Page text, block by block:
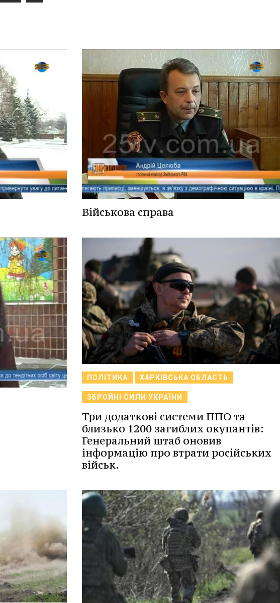
Військова справа
ПОЛІТИКА ХАРКІВСЬКА ОБЛАСТЬ
ЗБРОЙНІ СИЛИ УКРАЇНИ
Три додаткові системи ППО та
близько 1200 загиблих окупантів:
Генеральний штаб оновив
інформацію про втрати російських
військ.